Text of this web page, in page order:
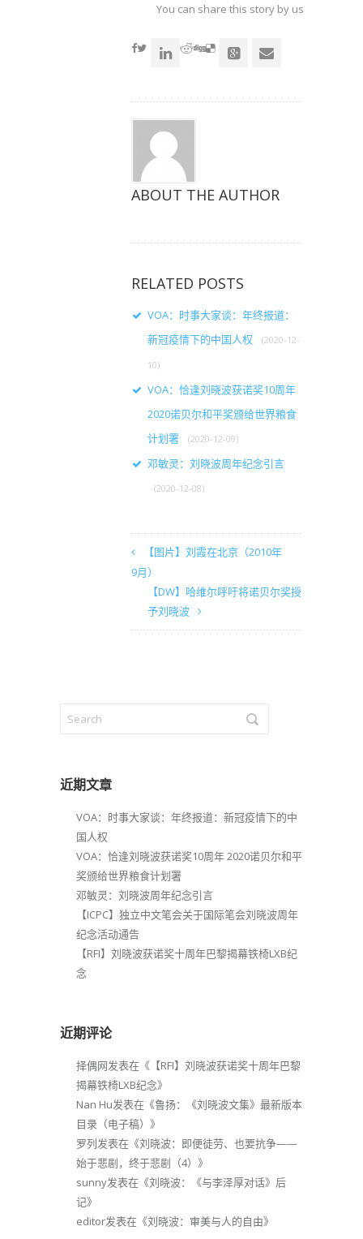
共
享
窗
口
共
享
窗
口
共
享
窗
口
You can share this story by using your
ABOUT THE AUTHOR
RELATED POSTS
VOA：时事大家谈：年终报道：
新冠疫情下的中国人权
(2020-12-
10)
VOA：恰逢刘晓波获诺奖10周年
2020诺贝尔和平奖颁给世界粮食
计划署
(2020-12-09)
邓敏灵：刘晓波周年纪念引言
(2020-12-08)
【图片】刘霞在北京（2010年
9月）
【DW】哈维尔呼吁将诺贝尔奖授
予刘晓波
近期文章
VOA：时事大家谈：年终报道：新冠疫情下的中
国人权
VOA：恰逢刘晓波获诺奖10周年 2020诺贝尔和平
奖颁给世界粮食计划署
邓敏灵：刘晓波周年纪念引言
【ICPC】独立中文笔会关于国际笔会刘晓波周年
纪念活动通告
【RFI】刘晓波获诺奖十周年巴黎揭幕铁椅LXB纪
念
近期评论
择偶网发表在《 【RFI】刘晓波获诺奖十周年巴黎
揭幕铁椅LXB纪念》
Nan Hu发表在《鲁扬：《刘晓波文集》最新版本
目录（电子稿） 》
罗列发表在《刘晓波：即便徒劳、也要抗争——
始于悲剧，终于悲剧（4） 》
sunny发表在《刘晓波：《与李泽厚对话》后
记》
editor发表在《刘晓波：审美与人的自由》